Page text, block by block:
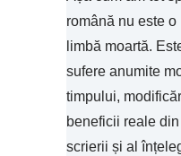
română nu este
limbă moartă.
sufere anumite
timpului,
beneficii reale
scrierii și al